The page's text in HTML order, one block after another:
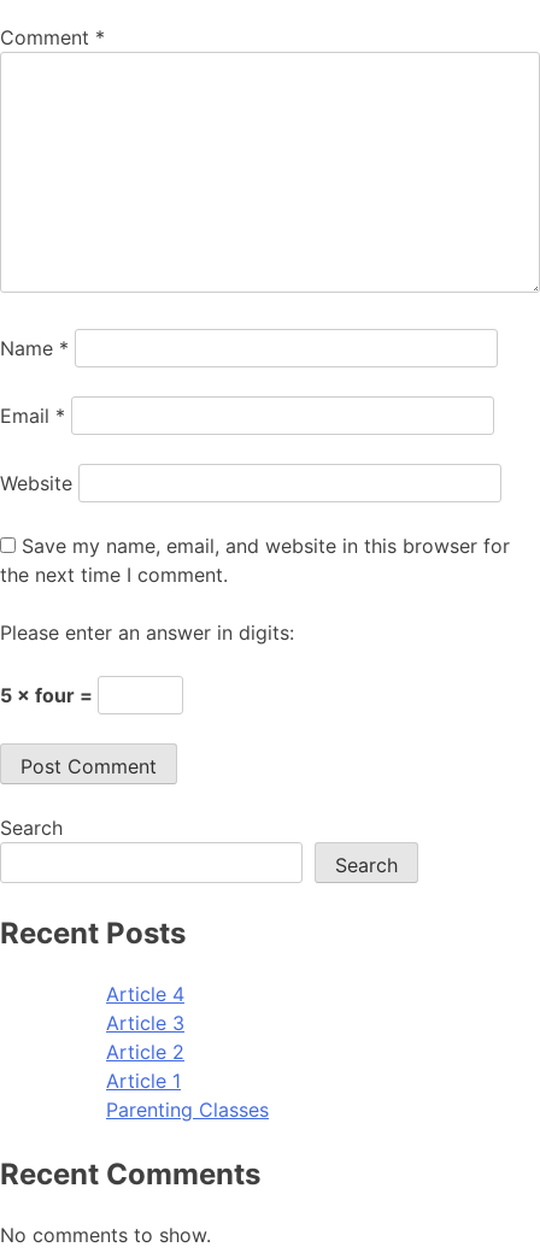
Comment *
Name *
Email *
Website
Save my name, email, and website in this browser for
the next time I comment.
Please enter an answer in digits:
5 × four =
Search
Search
Recent Posts
Article 4
Article 3
Article 2
Article 1
Parenting Classes
Recent Comments
No comments to show.